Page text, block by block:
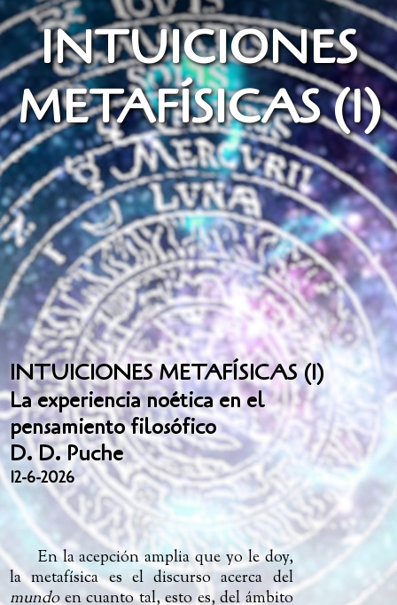
INTUICIONES
METAFÍSICAS (1)
INTUICIONES METAFÍSICAS (1)
La experiencia noética en el
pensamiento filosófico
D. D. Puche
12-6-2026
En la acepción amplia que yo le doy,
la metafísica es el discurso acerca del
mundoen cuanto tal, esto es, del ámbito